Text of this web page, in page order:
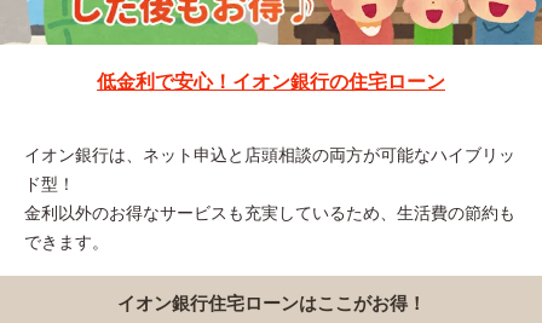
低金利で安心！イオン銀行の住宅ローン
イオン銀行は、ネット申込と店頭相談の両方が可能なハイブリッ
ド型！
金利以外のお得なサービスも充実しているため、生活費の節約も
できます。
イオン銀行住宅ローンはここがお得！